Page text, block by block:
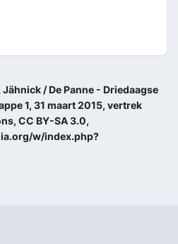
/ De Panne - Driedaagse
1, 31 maart 2015, vertrek
CC BY-SA 3.0,
w/index.php?